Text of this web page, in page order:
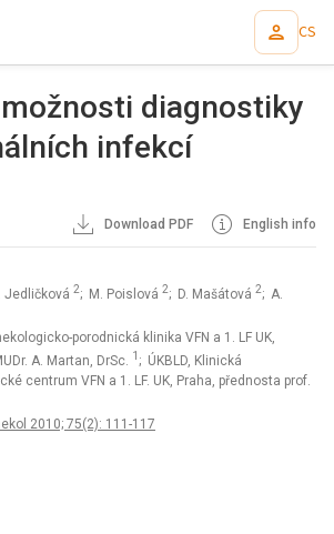
CS
diagnostiky
infekcí
Download PDF English info
Jedličková 2; M. Poislová 2; D. Mašátová 2; A.
porodnická klinika VFN a 1. LF UK,
A. Martan, DrSc. 1 ; ÚKBLD, Klinická
centrum VFN a 1. LF. UK, Praha, přednosta prof.
2010; 75(2): 111-117